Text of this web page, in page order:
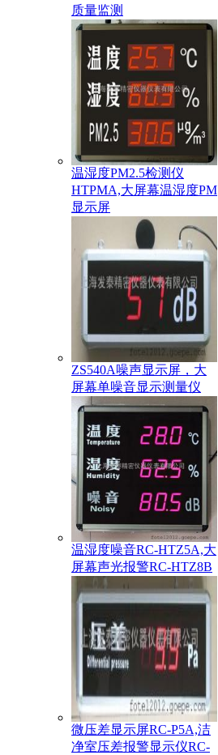
质量监测
温湿度PM2.5检测仪
HTPMA,大屏幕温湿度PM
显示屏
ZS540A噪声显示屏，大
屏幕单噪音显示测量仪
温湿度噪音RC-HTZ5A,大
屏幕声光报警RC-HTZ8B
微压差显示屏RC-P5A,洁
净室压差报警显示仪RC-